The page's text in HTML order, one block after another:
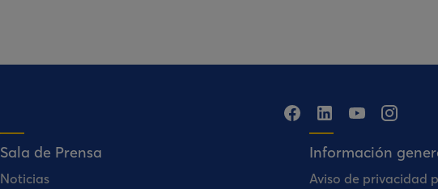
Sala de Prensa
Noticias
Información
Aviso de privacidad